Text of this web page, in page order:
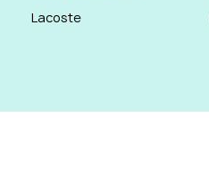
Lacoste